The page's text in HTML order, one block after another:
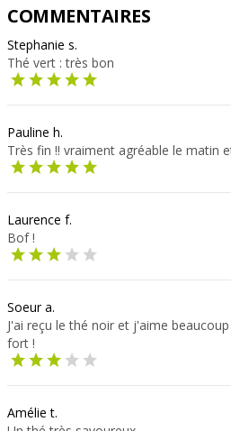
COMMENTAIRES
Stephanie s.
Thé vert : très bon
Pauline h.
Très fin !! vraiment agréable le matin
Laurence f.
Bof !
Soeur a.
J'ai reçu le thé noir et j'aime
fort !
Amélie t.